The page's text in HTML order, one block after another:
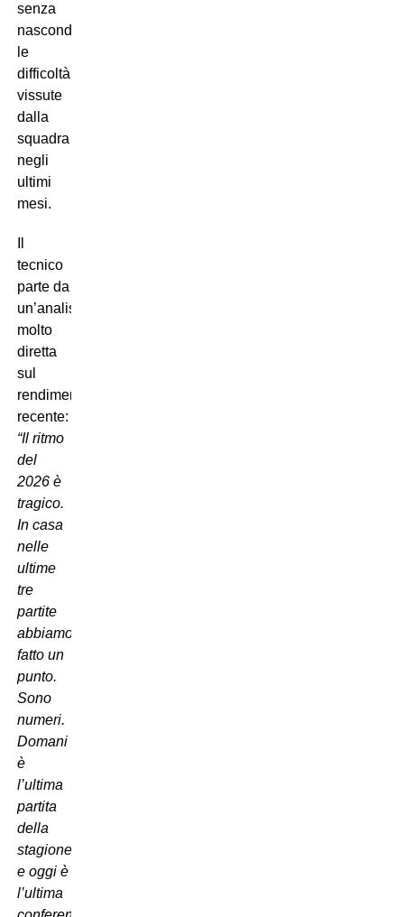
senza
nascondere
le
difficoltà
vissute
dalla
squadra
negli
ultimi
mesi.
tecnico
parte da
un’analisi
molto
diretta
sul
rendimento
recente:
“Il ritmo
del
2026 è
tragico.
In casa
nelle
ultime
tre
partite
abbiamo
fatto un
punto.
Sono
numeri.
Domani
è
l’ultima
partita
della
stagione
e oggi è
l’ultima